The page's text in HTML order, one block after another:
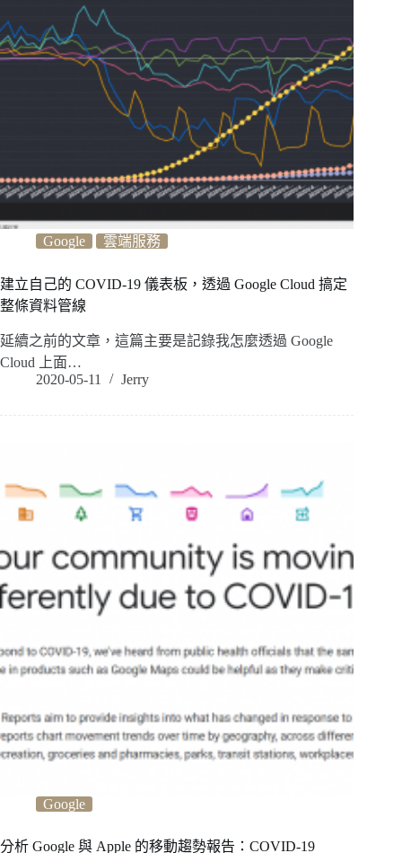
Google 雲端服務
建立自己的 COVID-19 儀表板，透過 Google Cloud 搞定
整條資料管線
延續之前的文章，這篇主要是記錄我怎麼透過 Google
Cloud 上面…
2020-05-11
Jerry
Google
分析 Google 與 Apple 的移動趨勢報告：COVID-19